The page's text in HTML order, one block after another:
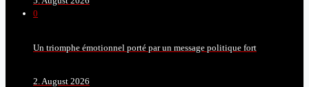
0
Un triomphe émotionnel porté par un message politique fort
2. August 2026